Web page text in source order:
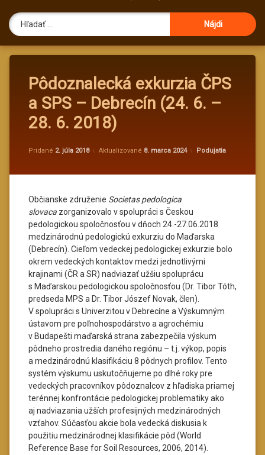
Pôdoznalecká exkurzia ČPS
a SPS – Debrecín (24. 6. –
28. 6. 2018)
Pridané 2. júla 2018 Aktualizované 8. marca 2024
od administrator@kv
Kategórie:
Podujatia
Občianske združenie Societas pedologica
slovaca zorganizovalo v spolupráci s Českou
pedologickou spoločnosťou v dňoch 24.-27.06.2018
medzinárodnú pedologickú exkurziu do Maďarska
(Debrecín). Cieľom vedeckej pedologickej exkurzie bolo
okrem vedeckých kontaktov medzi jednotlivými
krajinami (ČR a SR) nadviazať užšiu spoluprácu
s Maďarskou pedologickou spoločnosťou (Dr. Tibor Tóth,
predseda MPS a Dr. Tibor Jószef Novak, člen).
V spolupráci s Univerzitou v Debrecíne a Výskumným
ústavom pre poľnohospodárstvo a agrochémiu
v Budapešti maďarská strana zabezpečila výskum
pôdneho prostredia daného regiónu – t.j. výkop, popis
a medzinárodnú klasifikáciu 8 pôdnych profilov. Tento
systém výskumu uskutočňujeme po dlhé roky pre
vedeckých pracovníkov pôdoznalcov z hľadiska priamej
terénnej konfrontácie pedologickej problematiky ako
aj nadviazania užších profesijných medzinárodných
vzťahov. Súčasťou akcie bola vedecká diskusia k
použitiu medzinárodnej klasifikácie pôd (World
Reference Base for Soil Resources, 2006, 2014).